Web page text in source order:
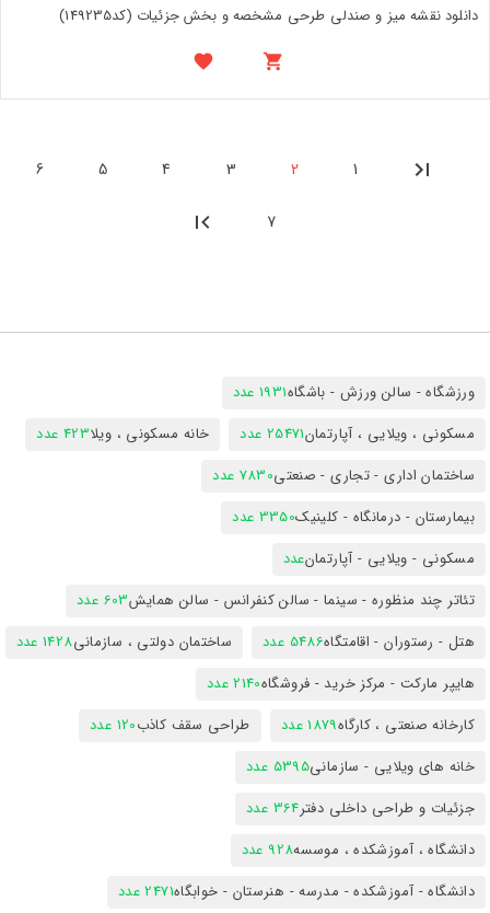
دانلود نقشه میز و صندلی طرحی مشخصه و بخش جزئیات (کد149235)
ورزشگاه - سالن ورزش - باشگاه1931 عدد
مسکونی ، ویلایی ، آپارتمان25471 عدد خانه مسکونی ، ویلا423 عدد
ساختمان اداری - تجاری - صنعتی7830 عدد
بیمارستان - درمانگاه - کلینیک3350 عدد
مسکونی - ویلایی - آپارتمانعدد
تئاتر چند منظوره - سینما - سالن کنفرانس - سالن همایش603 عدد
هتل - رستوران - اقامتگاه5486 عدد ساختمان دولتی ، سازمانی1428 عدد
هایپر مارکت - مرکز خرید - فروشگاه2140 عدد
کارخانه صنعتی ، کارگاه1879 عدد طراحی سقف کاذب120 عدد
خانه های ویلایی - سازمانی5395 عدد
جزئیات و طراحی داخلی دفتر364 عدد
دانشگاه ، آموزشکده ، موسسه928 عدد
دانشگاه - آموزشکده - مدرسه - هنرستان - خوابگاه2471 عدد